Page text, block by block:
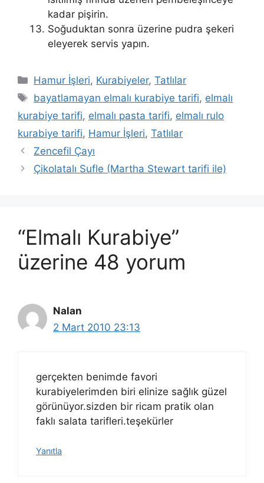
kadar pişirin.
Soğuduktan sonra üzerine pudra şekeri
eleyerek servis yapın.
Kategoriler
Hamur İşleri, Kurabiyeler,Tatlılar
Etiketler
bayatlamayan elmalı kurabiye tarifi, elmalı
kurabiye tarifi, elmalı pasta tarifi, elmalı rulo
kurabiye tarifi, Hamur İşleri, Tatlılar
Zencefil Çayı
Çikolatalı Sufle (Martha Stewart tarifi ile)
“Elmalı Kurabiye”
üzerine 48 yorum
Nalan
2 Mart 2010 23:13
gerçekten benimde favori
kurabiyelerimden biri elinize sağlık güzel
görünüyor.sizden bir ricam pratik olan
faklı salata tarifleri.teşekürler
Yanıtla